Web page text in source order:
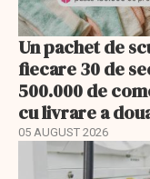
Un pachet de
fiecare 30 de
500.000 de
cu livrare a
05 AUGUST 2026